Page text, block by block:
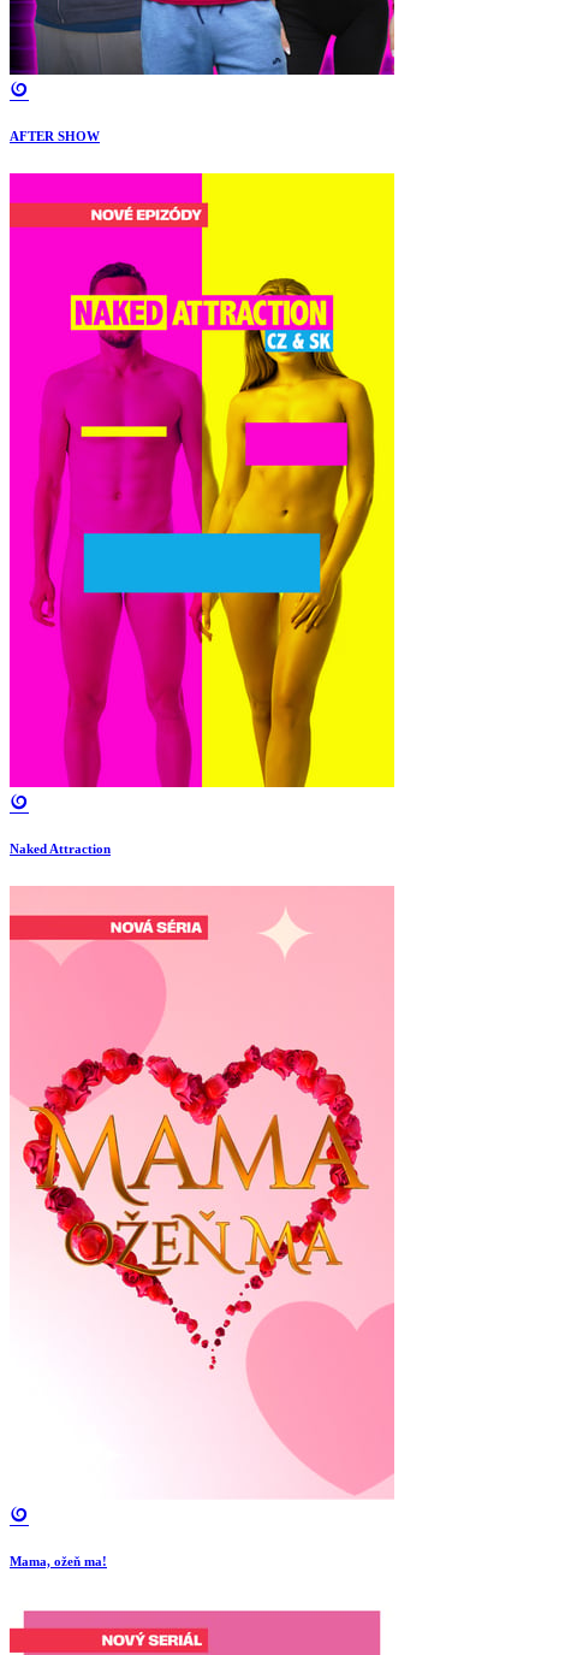
AFTER SHOW
Naked Attraction
Mama, ožeň ma!